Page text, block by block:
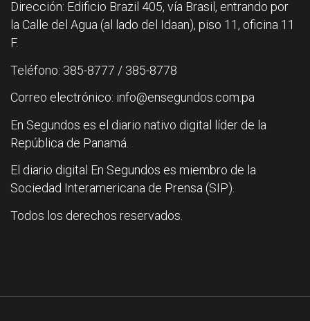
Dirección: Edificio Brazil 405, vía Brasil, entrando por
la Calle del Agua (al lado del Idaan), piso 11, oficina 11
F.
Teléfono: 385-8777 / 385-8778
Correo electrónico: info@ensegundos.com.pa
En Segundos es el diario nativo digital líder de la
República de Panamá.
El diario digital En Segundos es miembro de la
Sociedad Interamericana de Prensa (SIP).
Todos los derechos reservados.